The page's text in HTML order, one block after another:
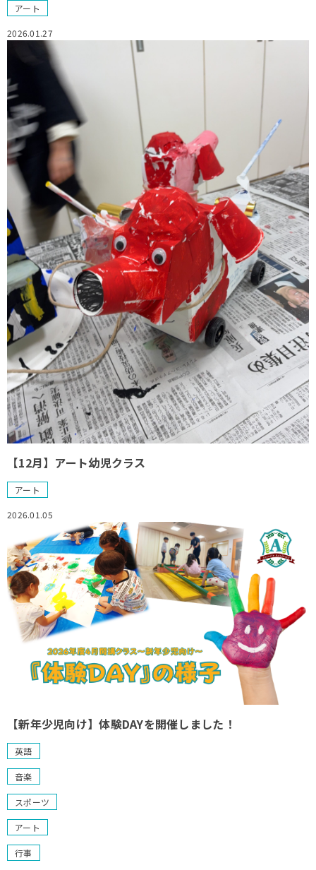
アート
2026.01.27
【12月】アート幼児クラス
アート
2026.01.05
【新年少児向け】体験DAYを開催しました！
英語
音楽
スポーツ
アート
行事